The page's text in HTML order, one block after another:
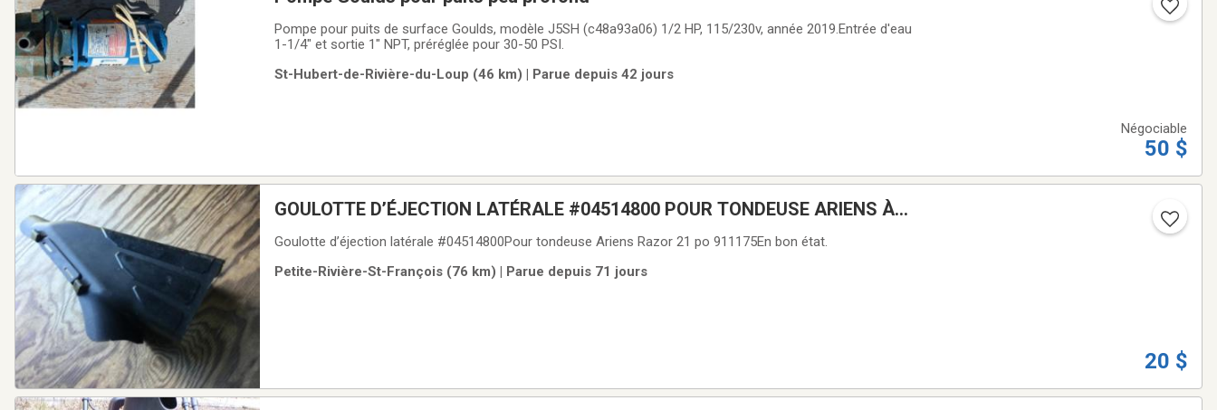
Pompe pour puits de surface Goulds, modèle J5SH (c48a93a06) 1/2 HP, 115/230v, année 2019.Entrée d'eau
1-1/4" et sortie 1" NPT, préréglée pour 30-50 PSI.
St-Hubert-de-Rivière-du-Loup (46 km) | Parue depuis 42 jours
Négociable
50 $
GOULOTTE D’ÉJECTION LATÉRALE #04514800 POUR TONDEUSE ARIENS À
Goulotte d’éjection latérale #04514800Pour tondeuse Ariens Razor 21 po 911175En bon état.
Petite-Rivière-St-François (76 km) | Parue depuis 71 jours
20 $